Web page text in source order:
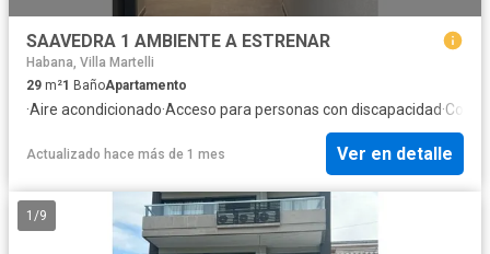
SAAVEDRA 1 AMBIENTE A ESTRENAR
Habana, Villa Martelli
29 m²1 BañoApartamento
·Aire acondicionado·Acceso para personas con discapacidad·
Actualizado hace más de 1 mes Ver en detalle
1 /9